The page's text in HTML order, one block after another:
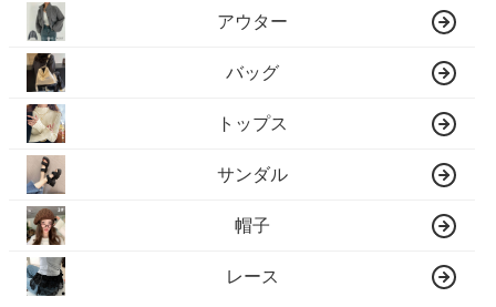
アウター
バッグ
トップス
サンダル
帽子
レース